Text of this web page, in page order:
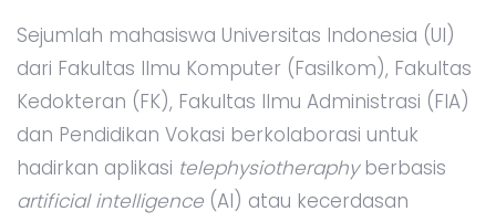
Sejumlah mahasiswa Universitas Indonesia (UI)
dari Fakultas Ilmu Komputer (Fasilkom), Fakultas
Kedokteran (FK), Fakultas Ilmu Administrasi (FIA)
dan Pendidikan Vokasi berkolaborasi untuk
hadirkan aplikasi telephysiotheraphyberbasis
artificial intelligence (AI) atau kecerdasan